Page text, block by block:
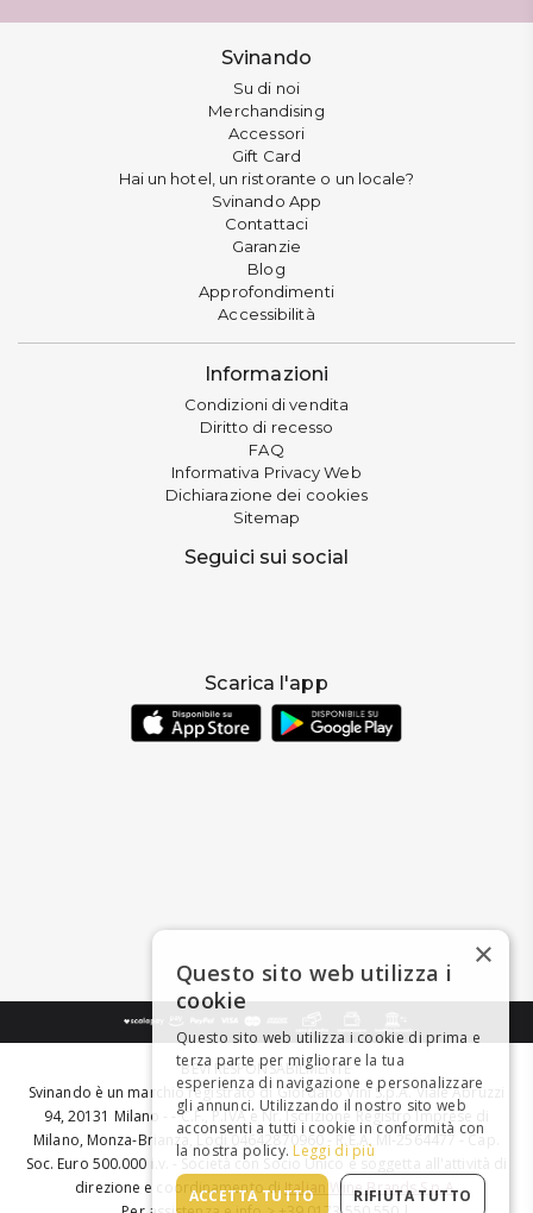
Svinando
Su di noi
Merchandising
Accessori
Gift Card
Hai un hotel, un ristorante o un locale?
Svinando App
Contattaci
Garanzie
Blog
Approfondimenti
Accessibilità
Informazioni
Condizioni di vendita
Diritto di recesso
FAQ
Informativa Privacy Web
Dichiarazione dei cookies
Sitemap
Seguici sui social
Scarica l'app
BEVI RESPONSABILMENTE
Svinando è un marchio registrato di Giordano Vini S.p.A. Viale Abruzzi
94, 20131 Milano - - C.F., P.IVA e Nr. Iscrizione Registro Imprese di
Milano, Monza-Brianza, Lodi 04642870960 - R.E.A. MI-2564477 - Cap.
Soc. Euro 500.000 i.v. - Società con Socio Unico e soggetta all'attività di
direzione e coordinamento diItalian Wine Brands S.p.A.
×
Questo sito web utilizza i
cookie
Questo sito web utilizza i cookie di prima e
terza parte per migliorare la tua
esperienza di navigazione e personalizzare
gli annunci. Utilizzando il nostro sito web
acconsenti a tutti i cookie in conformità con
la nostra policy. Leggi di più
ACCETTA TUTTO RIFIUTA TUTTO